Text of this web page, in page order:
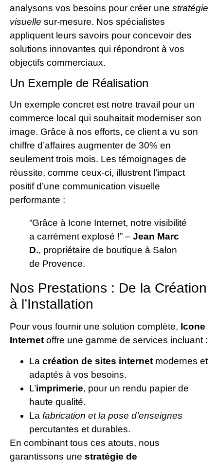
analysons vos besoins pour créer une stratégie
visuelle sur-mesure. Nos spécialistes
appliquent leurs savoirs pour concevoir des
solutions innovantes qui répondront à vos
objectifs commerciaux.
Un Exemple de Réalisation
Un exemple concret est notre travail pour un
commerce local qui souhaitait moderniser son
image. Grâce à nos efforts, ce client a vu son
chiffre d’affaires augmenter de 30% en
seulement trois mois. Les témoignages de
réussite, comme ceux-ci, illustrent l’impact
positif d’une communication visuelle
performante :
“Grâce à Icone Internet, notre visibilité
a carrément explosé !” – Jean Marc
D., propriétaire de boutique à Salon
de Provence.
Nos Prestations : De la Création
à l’Installation
Pour vous fournir une solution complète, Icone
Internet offre une gamme de services incluant :
La création de sites internet modernes et
adaptés à vos besoins.
L’imprimerie, pour un rendu papier de
haute qualité.
La fabrication et la pose d’enseignes
percutantes et durables.
En combinant tous ces atouts, nous
garantissons une stratégie de